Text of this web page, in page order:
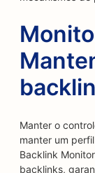
Manter o
manter um
Backlink
backlinks,